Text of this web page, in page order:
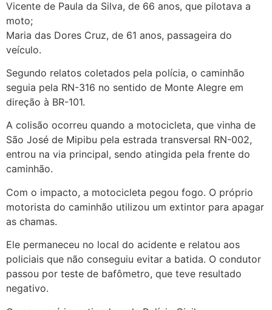
Vicente de Paula da Silva, de 66 anos, que pilotava a
moto;
Maria das Dores Cruz, de 61 anos, passageira do
veículo.
Segundo relatos coletados pela polícia, o caminhão
seguia pela RN-316 no sentido de Monte Alegre em
direção à BR-101.
A colisão ocorreu quando a motocicleta, que vinha de
São José de Mipibu pela estrada transversal RN-002,
entrou na via principal, sendo atingida pela frente do
caminhão.
Com o impacto, a motocicleta pegou fogo. O próprio
motorista do caminhão utilizou um extintor para apagar
as chamas.
Ele permaneceu no local do acidente e relatou aos
policiais que não conseguiu evitar a batida. O condutor
passou por teste de bafômetro, que teve resultado
negativo.